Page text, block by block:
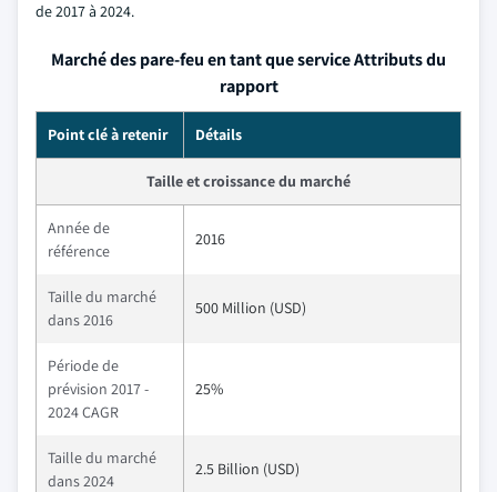
de 2017 à 2024.
Marché des pare-feu en tant que service Attributs du
rapport
Point clé à retenir Détails
Taille et croissance du marché
Année de
référence
2016
Taille du marché
dans 2016
500 Million (USD)
Période de
prévision 2017 -
2024 CAGR
25%
Taille du marché
dans 2024
2.5 Billion (USD)